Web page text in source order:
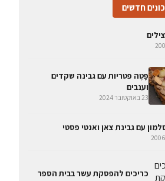
חדשים
פָּטֶה פטריות עם גבינה שקדים
וענבים
23 באוקטובר 2024
עם גבינת צאן ואנטי פסטי
כריכים להפסקת עשר בבית הספר